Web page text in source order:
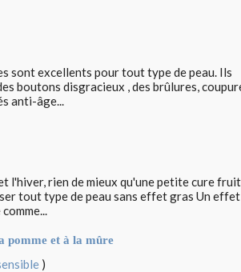
sont excellents pour tout type de peau. Ils
boutons disgracieux , des brûlures,
anti-âge...
l'hiver, rien de mieux qu'une petite cure
tout type de peau sans effet gras Un
pomme et à la mûre
)